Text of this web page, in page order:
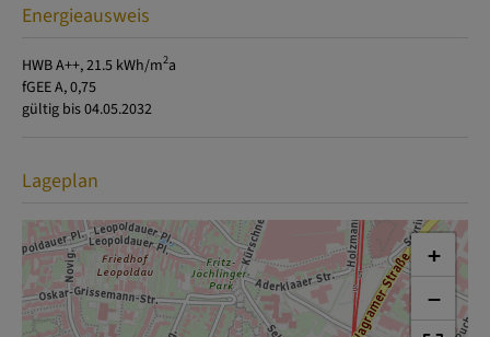
Energieausweis
HWBA++, 21.5 kWh/m2a
fGEEA, 0,75
gültig bis04.05.2032
Lageplan
+
−